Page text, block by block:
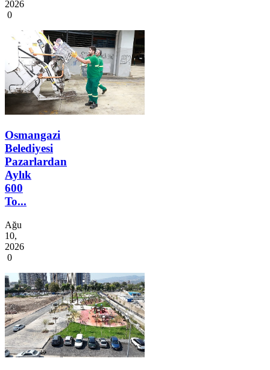
2026
0
Osmangazi
Belediyesi
Pazarlardan
Aylık
600
To...
Ağu
10,
2026
0